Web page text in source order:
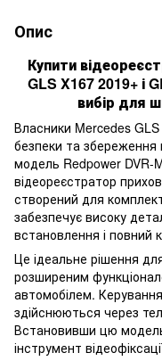
Опис
Купити
GLS X167 2019+ і
вибір для
Власники Mercedes GLS
безпеки та збереження
модель Redpower DVR-
відеореєстратор
створений для
забезпечує високу
встановлення і повний
Це ідеальне рішення
розширеним
автомобілем.
здійснюються через
Встановивши цю
інструмент